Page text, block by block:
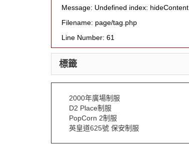
Message: Undefined index: hideContent
Filename: page/tag.php
Line Number: 61
標籤
2000年廣場制服
D2 Place制服
PopCorn 2制服
英皇道625號 保安制服